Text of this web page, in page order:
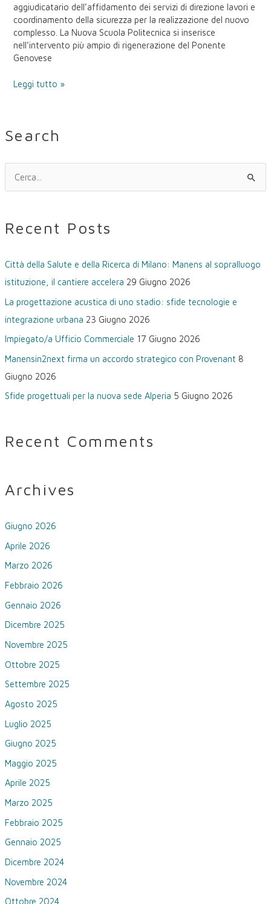
Search
c
:
Recent Posts
Città della Salute e della Ricerca di Milano: Manens al sopralluogo
istituzione, il cantiere accelera 29 Giugno 2026
La progettazione acustica di uno stadio: sfide tecnologie e
integrazione urbana 23 Giugno 2026
Impiegato/a Ufficio Commerciale 17 Giugno 2026
Manensin2next firma un accordo strategico con Provenant 8
Giugno 2026
Sfide progettuali per la nuova sede Alperia 5 Giugno 2026
Recent Comments
Archives
Giugno 2026
Aprile 2026
Marzo 2026
Febbraio 2026
Gennaio 2026
Dicembre 2025
Novembre 2025
Ottobre 2025
Settembre 2025
Agosto 2025
Luglio 2025
Giugno 2025
Maggio 2025
Aprile 2025
Marzo 2025
Febbraio 2025
Gennaio 2025
Dicembre 2024
Novembre 2024
Ottobre 2024
aggiudicatario dell’affidamento dei servizi di direzione lavori e
coordinamento della sicurezza per la realizzazione del nuovo
complesso. La Nuova Scuola Politecnica si inserisce
nell’intervento più ampio di rigenerazione del Ponente
Genovese
Leggi tutto »